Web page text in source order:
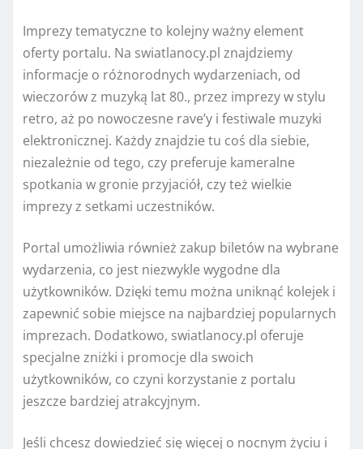
Imprezy tematyczne to kolejny ważny element
oferty portalu. Na swiatlanocy.pl znajdziemy
informacje o różnorodnych wydarzeniach, od
wieczorów z muzyką lat 80., przez imprezy w stylu
retro, aż po nowoczesne rave’y i festiwale muzyki
elektronicznej. Każdy znajdzie tu coś dla siebie,
niezależnie od tego, czy preferuje kameralne
spotkania w gronie przyjaciół, czy też wielkie
imprezy z setkami uczestników.
Portal umożliwia również zakup biletów na wybrane
wydarzenia, co jest niezwykle wygodne dla
użytkowników. Dzięki temu można uniknąć kolejek i
zapewnić sobie miejsce na najbardziej popularnych
imprezach. Dodatkowo, swiatlanocy.pl oferuje
specjalne zniżki i promocje dla swoich
użytkowników, co czyni korzystanie z portalu
jeszcze bardziej atrakcyjnym.
Jeśli chcesz dowiedzieć się więcej o nocnym życiu i